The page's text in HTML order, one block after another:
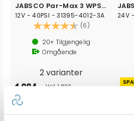
JABSCO Par-Max 3 WPS - 11 l/min
12V - 40PSI - 31395-4012-3A
Karakter: (6) 4.7 av 5
20+ Tilgjengelig
Omgående
2 varianter
1 664,- Veil. 1 890,-